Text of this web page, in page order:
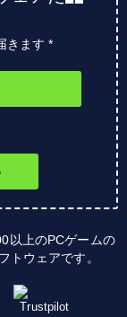
きます *
以上のPCゲームの
トウェアです。